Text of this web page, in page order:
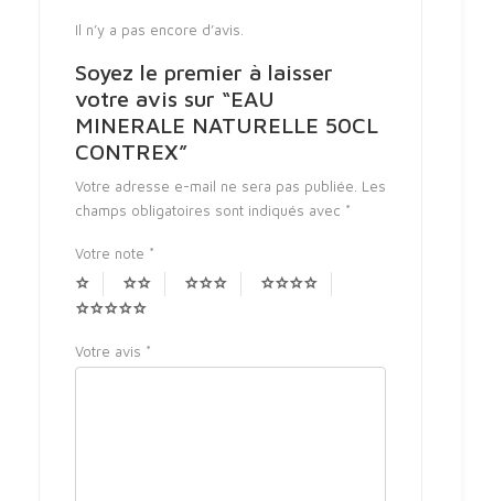
Il n’y a pas encore d’avis.
Soyez le premier à laisser
votre avis sur “EAU
MINERALE NATURELLE 50CL
CONTREX”
Votre adresse e-mail ne sera pas publiée. Les
champs obligatoires sont indiqués avec *
Votre note *
Votre avis *